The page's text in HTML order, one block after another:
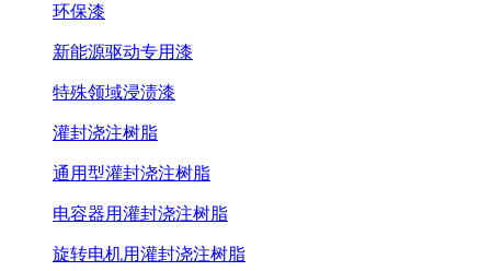
环保漆
新能源驱动专用漆
特殊领域浸渍漆
灌封浇注树脂
通用型灌封浇注树脂
电容器用灌封浇注树脂
旋转电机用灌封浇注树脂